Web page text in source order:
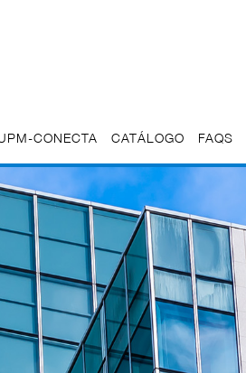
CONECTA CATÁLOGO FAQS